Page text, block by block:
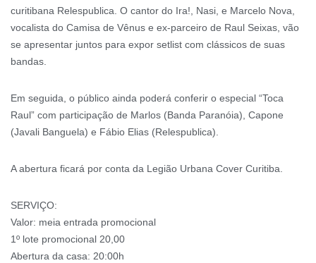
curitibana Relespublica. O cantor do Ira!, Nasi, e Marcelo Nova,
vocalista do Camisa de Vênus e ex-parceiro de Raul Seixas, vão
se apresentar juntos para expor setlist com clássicos de suas
bandas.
Em seguida, o público ainda poderá conferir o especial “Toca
Raul” com participação de Marlos (Banda Paranóia), Capone
(Javali Banguela) e Fábio Elias (Relespublica).
A abertura ficará por conta da Legião Urbana Cover Curitiba.
SERVIÇO:
Valor: meia entrada promocional
1º lote promocional 20,00
Abertura da casa: 20:00h